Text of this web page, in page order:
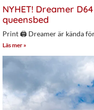
NYHET! Dreamer
queensbed
Print 🖨 Dreamer är kända
Läs mer »